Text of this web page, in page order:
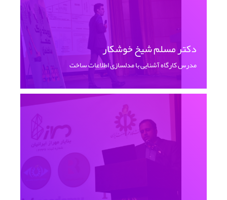
دکتر مسلم شیخ خوشکار
مدرس کارگاه آشنایی با مدلسازی اطلاعات ساخت